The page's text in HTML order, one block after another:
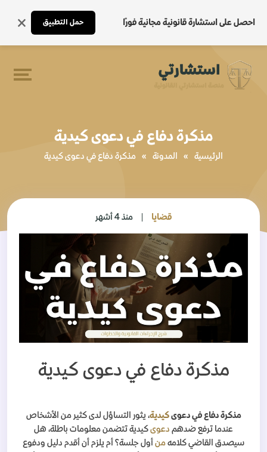
احصل على استشارة قانونية مجانية فورًا حمل التطبيق
مذكرة دفاع في دعوى كيدية
الرئيسية » المدونة » مذكرة دفاع في دعوى كيدية
قضايا منذ 4 أشهر
مذكرة دفاع في دعوى كيدية
مذكرة دفاع في دعوىكيدية، يثور التساؤل لدى كثير من الأشخاص
عندما ترفع ضدهم دعوى كيدية تتضمن معلومات باطلة، هل
سيصدق القاضي كلامه من أول جلسة؟ أم يلزم أن أقدم دليل ودفوع